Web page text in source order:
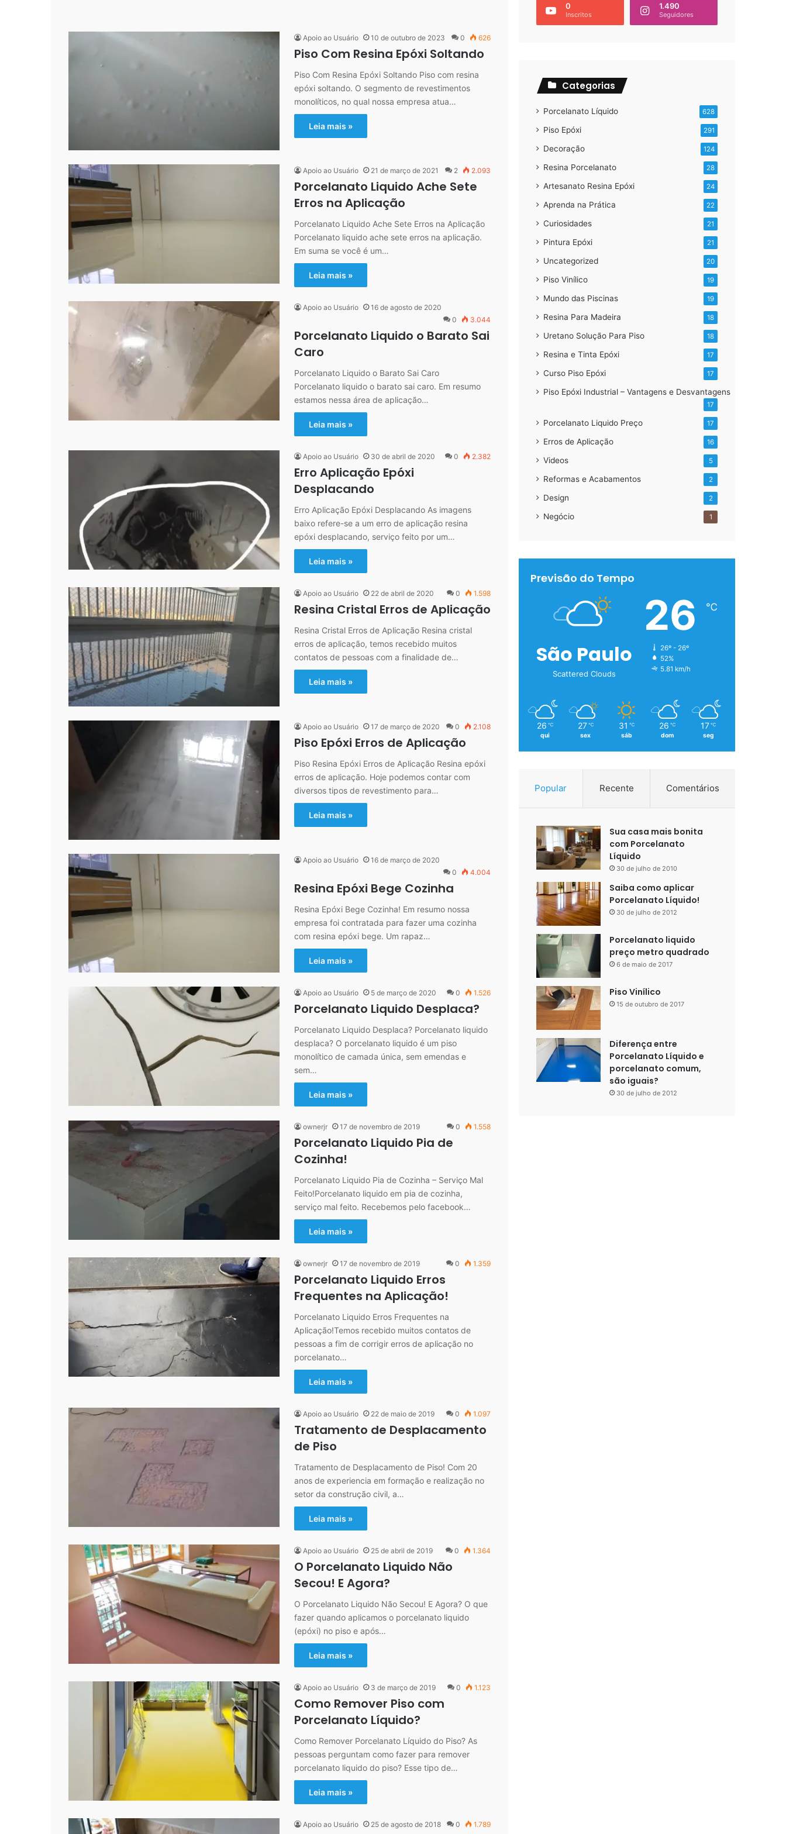
Apoio ao Usuário 10 de outubro de 2023 0 626
Piso Com Resina Epóxi Soltando
Piso Com Resina Epóxi Soltando Piso com resina
epóxi soltando. O segmento de revestimentos
monolíticos, no qual nossa empresa atua…
Leia mais »
Apoio ao Usuário 21 de março de 2021 2 2.093
Porcelanato Liquido Ache Sete
Erros na Aplicação
Porcelanato Liquido Ache Sete Erros na Aplicação
Porcelanato liquido ache sete erros na aplicação.
Em suma se você é um…
Leia mais »
Apoio ao Usuário
16 de agosto de 2020
0
3.044
Porcelanato Liquido o Barato Sai
Caro
Porcelanato Liquido o Barato Sai Caro
Porcelanato liquido o barato sai caro. Em resumo
estamos nessa área de aplicação…
Leia mais »
Apoio ao Usuário 30 de abril de 2020 0 2.382
Erro Aplicação Epóxi
Desplacando
Erro Aplicação Epóxi Desplacando As imagens
baixo refere-se a um erro de aplicação resina
epóxi desplacando, serviço feito por um…
Leia mais »
Apoio ao Usuário 22 de abril de 2020 0 1.598
Resina Cristal Erros de Aplicação
Resina Cristal Erros de Aplicação Resina cristal
erros de aplicação, temos recebido muitos
contatos de pessoas com a finalidade de…
Leia mais »
Apoio ao Usuário 17 de março de 2020 0 2.108
Piso Epóxi Erros de Aplicação
Piso Resina Epóxi Erros de Aplicação Resina epóxi
erros de aplicação. Hoje podemos contar com
diversos tipos de revestimento para…
Leia mais »
Apoio ao Usuário
16 de março de 2020
0
4.004
Resina Epóxi Bege Cozinha
Resina Epóxi Bege Cozinha! Em resumo nossa
empresa foi contratada para fazer uma cozinha
com resina epóxi bege. Um rapaz…
Leia mais »
Apoio ao Usuário 5 de março de 2020 0 1.526
Porcelanato Liquido Desplaca?
Porcelanato Liquido Desplaca? Porcelanato liquido
desplaca? O porcelanato liquido é um piso
monolítico de camada única, sem emendas e
sem…
Leia mais »
ownerjr 17 de novembro de 2019 0 1.558
Porcelanato Liquido Pia de
Cozinha!
Porcelanato Liquido Pia de Cozinha – Serviço Mal
Feito!Porcelanato liquido em pia de cozinha,
serviço mal feito. Recebemos pelo facebook…
Leia mais »
ownerjr 17 de novembro de 2019 0 1.359
Porcelanato Liquido Erros
Frequentes na Aplicação!
Porcelanato Liquido Erros Frequentes na
Aplicação!Temos recebido muitos contatos de
pessoas a fim de corrigir erros de aplicação no
porcelanato…
Leia mais »
Apoio ao Usuário 22 de maio de 2019 0 1.097
Tratamento de Desplacamento
de Piso
Tratamento de Desplacamento de Piso! Com 20
anos de experiencia em formação e realização no
setor da construção civil, a…
Leia mais »
Apoio ao Usuário 25 de abril de 2019 0 1.364
O Porcelanato Liquido Não
Secou! E Agora?
O Porcelanato Liquido Não Secou! E Agora? O que
fazer quando aplicamos o porcelanato liquido
(epóxi) no piso e após…
Leia mais »
Apoio ao Usuário 3 de março de 2019 0 1.123
Como Remover Piso com
Porcelanato Líquido?
Como Remover Porcelanato Líquido do Piso? As
pessoas perguntam como fazer para remover
porcelanato liquido do piso? Esse tipo de…
Leia mais »
Apoio ao Usuário 25 de agosto de 2018 0 1.789
0
Inscritos
1.490
Seguidores
Categorias
Porcelanato Líquido 628
Piso Epóxi 291
Decoração 124
Resina Porcelanato 28
Artesanato Resina Epóxi 24
Aprenda na Prática 22
Curiosidades 21
Pintura Epóxi 21
Uncategorized 20
Piso Vinílico 19
Mundo das Piscinas 19
Resina Para Madeira 18
Uretano Solução Para Piso 18
Resina e Tinta Epóxi 17
Curso Piso Epóxi 17
Piso Epóxi Industrial – Vantagens e Desvantagens
17
Porcelanato Liquido Preço 17
Erros de Aplicação 16
Videos 5
Reformas e Acabamentos 2
Design 2
Negócio 1
Previsão do Tempo
São Paulo
Scattered Clouds
26 ℃
26º - 26º
52%
5.81 km/h
26 ℃
qui
27 ℃
sex
31 ℃
sáb
26 ℃
dom
17 ℃
seg
Popular Recente Comentários
Sua casa mais bonita
com Porcelanato
Líquido
30 de julho de 2010
Saiba como aplicar
Porcelanato Líquido!
30 de julho de 2012
Porcelanato liquido
preço metro quadrado
6 de maio de 2017
Piso Vinílico
15 de outubro de 2017
Diferença entre
Porcelanato Líquido e
porcelanato comum,
são iguais?
30 de julho de 2012